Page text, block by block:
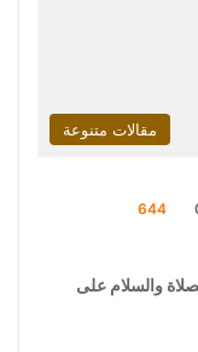
مقالات متنوعة
644
والسلام على